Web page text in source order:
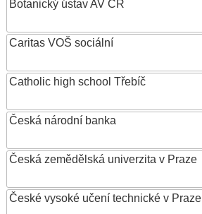
Botanický ústav AV ČR
Caritas VOŠ sociální
Catholic high school Třebíč
Česká národní banka
Česká zemědělská univerzita v Praze
České vysoké učení technické v Praze